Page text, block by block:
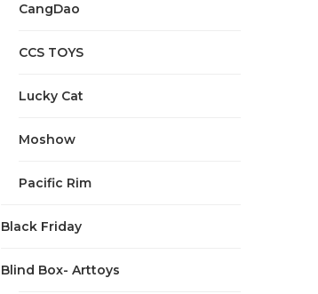
CangDao
CCS TOYS
Lucky Cat
Moshow
Pacific Rim
Black Friday
Blind Box- Arttoys